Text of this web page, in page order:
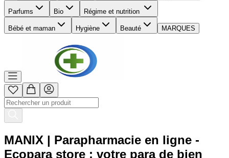
Parfums Bio Régime et nutrition
Bébé et maman Hygiène Beauté MARQUES
MANIX | Parapharmacie en ligne -
Ecopara store : votre para de bien